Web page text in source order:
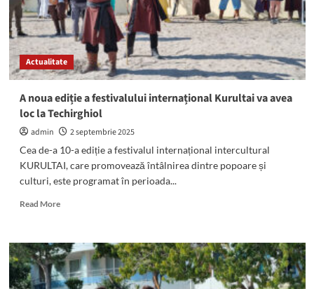
Actualitate
A noua ediție a festivalului internațional Kurultai va avea
loc la Techirghiol
admin
2 septembrie 2025
Cea de-a 10-a ediție a festivalul internațional intercultural
KURULTAI, care promovează întâlnirea dintre popoare și
culturi, este programat în perioada...
Read MoreRead
A
noua
ediție
a